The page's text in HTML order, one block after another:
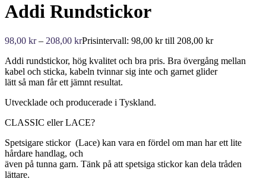
Addi Rundstickor
98,00 kr – 208,00 krPrisintervall: 98,00 kr till 208,00 kr
Addi rundstickor, hög kvalitet och bra pris. Bra övergång mellan
kabel och sticka, kabeln tvinnar sig inte och garnet glider
lätt så man får ett jämnt resultat.
Utvecklade och producerade i Tyskland.
CLASSIC eller LACE?
Spetsigare stickor (Lace) kan vara en fördel om man har ett lite
hårdare handlag, och
även på tunna garn. Tänk på att spetsiga stickor kan dela tråden
lättare.